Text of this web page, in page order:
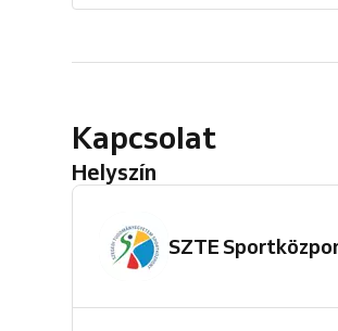
Kapcsolat
Helyszín
SZTE